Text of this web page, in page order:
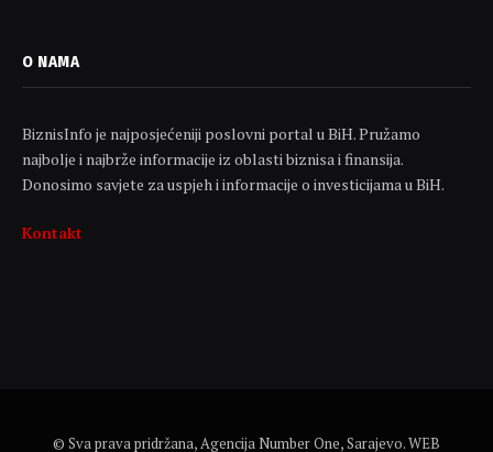
O NAMA
BiznisInfo je najposjećeniji poslovni portal u BiH. Pružamo
najbolje i najbrže informacije iz oblasti biznisa i finansija.
Donosimo savjete za uspjeh i informacije o investicijama u BiH.
Kontakt
© Sva prava pridržana, Agencija Number One, Sarajevo. WEB